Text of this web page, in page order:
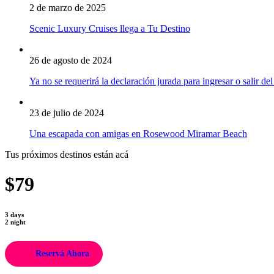
2 de marzo de 2025
Scenic Luxury Cruises llega a Tu Destino
26 de agosto de 2024
Ya no se requerirá la declaración jurada para ingresar o salir
23 de julio de 2024
Una escapada con amigas en Rosewood Miramar Beach
Tus próximos destinos están acá
$79
3 days
2 night
Reservá Ahora